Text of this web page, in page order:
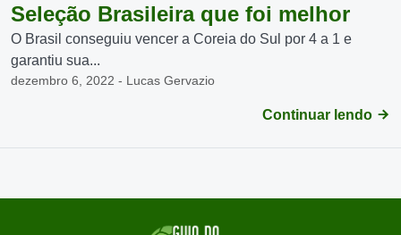
Seleção Brasileira que foi melhor
O Brasil conseguiu vencer a Coreia do Sul por 4 a 1 e
garantiu sua...
dezembro 6, 2022 - Lucas Gervazio
Continuar lendo